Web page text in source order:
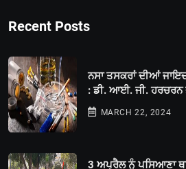
Recent Posts
ਨਸਾ ਤਸਕਰਾਂ ਦੀਆਂ
: ਡੀ. ਆਈ. ਜੀ. ਹਰਚਰਨ
MARCH 22, 2024
3 ਅਪ੍ਰੈਲ ਨੂੰ ਪਸਿਆਣਾ